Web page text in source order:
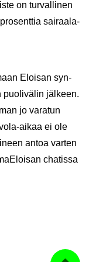
on tur­val­li­nen
sai­raa­la­
Eloi­san syn­
puo­li­vä­lin jäl­keen.
jo va­ra­tun
​aikaa ei ole
antoa var­ten
cha­tis­sa